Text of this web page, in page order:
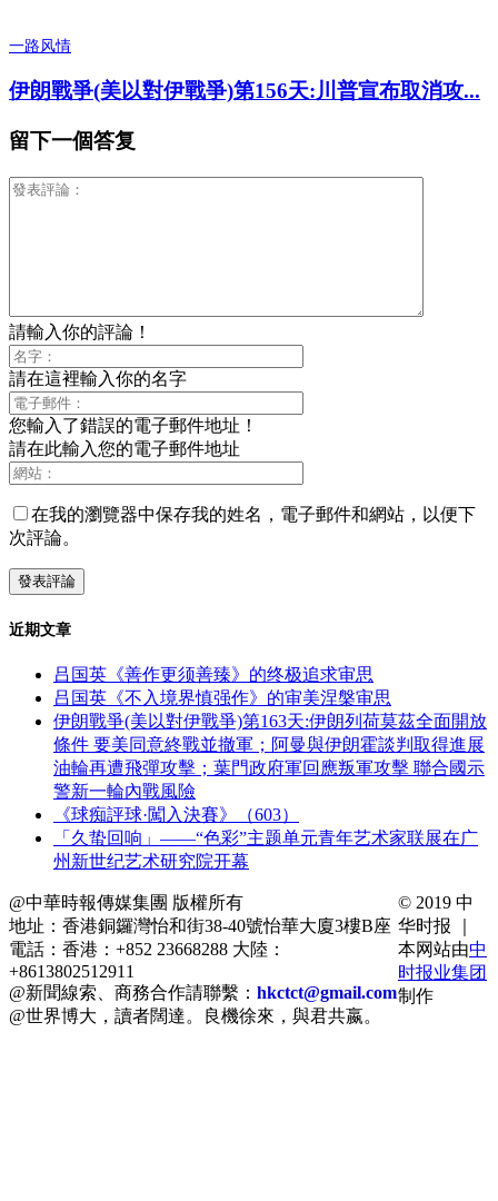
一路风情
伊朗戰爭(美以對伊戰爭)第156天:川普宣布取消攻...
留下一個答复
請輸入你的評論！
請在這裡輸入你的名字
您輸入了錯誤的電子郵件地址！
請在此輸入您的電子郵件地址
在我的瀏覽器中保存我的姓名，電子郵件和網站，以便下
次評論。
近期文章
吕国英《善作更须善臻》的终极追求审思
吕国英《不入境界慎强作》的审美涅槃审思
伊朗戰爭(美以對伊戰爭)第163天:伊朗列荷莫茲全面開放
條件 要美同意終戰並撤軍；阿曼與伊朗霍談判取得進展
油輪再遭飛彈攻擊；葉門政府軍回應叛軍攻擊 聯合國示
警新一輪內戰風險
《球痴評球·闖入決賽》（603）
「久蛰回响」——“色彩”主题单元青年艺术家联展在广
州新世纪艺术研究院开幕
@中華時報傳媒集團 版權所有
地址：香港銅鑼灣怡和街38-40號怡華大廈3樓B座
電話：香港：+852 23668288 大陸：
+8613802512911
@新聞線索、商務合作請聯繫： hkctct@gmail.com
@世界博大，讀者闊達。良機徐來，與君共嬴。
© 2019 中
华时报 ｜
本网站由中
时报业集团
制作